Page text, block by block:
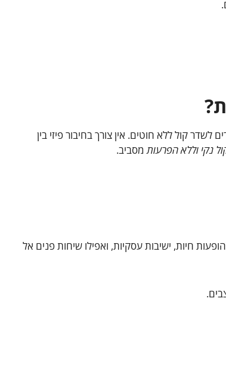
לשדר קול ללא חוטים. אין צורך בחיבור פיזי בין
נקי וללא הפרעותמסביב.
חיות, ישיבות עסקיות, ואפילו שיחות פנים אל